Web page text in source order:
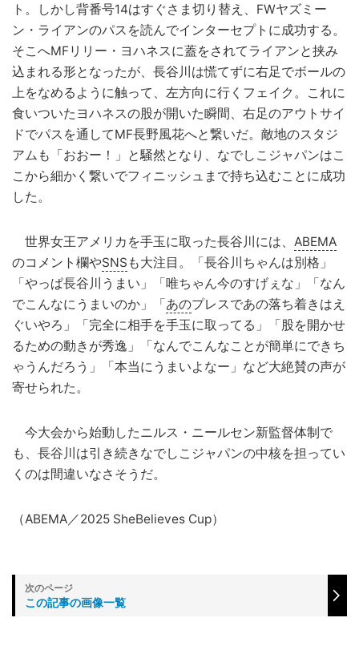
ト。しかし背番号14はすぐさま切り替え、FWヤズミー
ン・ライアンのパスを読んでインターセプトに成功する。
そこへMFリリー・ヨハネスに蓋をされてライアンと挟み
込まれる形となったが、長谷川は慌てずに右足でボールの
上をなめるように触って、左方向に行くフェイク。これに
食いついたヨハネスの股が開いた瞬間、右足のアウトサイ
ドでパスを通してMF長野風花へと繋いだ。敵地のスタジ
アムも「おおー！」と騒然となり、なでしこジャパンはこ
こから細かく繋いでフィニッシュまで持ち込むことに成功
した。
世界女王アメリカを手玉に取った長谷川には、 ABEMA
のコメント欄やSNS も大注目。「長谷川ちゃんは別格」
「やっぱ長谷川うまい」「唯ちゃん今のすげぇな」「なん
でこんなにうまいのか」「あのプレスであの落ち着きはえ
ぐいやろ」「完全に相手を手玉に取ってる」「股を開かせ
るための動きが秀逸」「なんでこんなことが簡単にできち
ゃうんだろう」「本当にうまいよなー」など大絶賛の声が
寄せられた。
今大会から始動したニルス・ニールセン新監督体制で
も、長谷川は引き続きなでしこジャパンの中核を担ってい
くのは間違いなさそうだ。
（ABEMA／2025 SheBelieves Cup）
この記事の画像一覧